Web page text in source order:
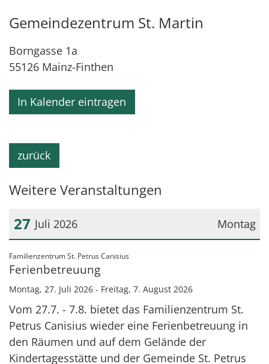
Gemeindezentrum St. Martin
Borngasse 1a
55126 Mainz-Finthen
In Kalender eintragen
zurück
Weitere Veranstaltungen
Montag
27 Juli 2026
Datum: 27. Juli 2026
Familienzentrum St. Petrus Canisius:
Ferienbetreuung
Montag, 27. Juli 2026 - Freitag, 7. August 2026
Vom 27.7. - 7.8. bietet das Familienzentrum St.
Petrus Canisius wieder eine Ferienbetreuung in
den Räumen und auf dem Gelände der
Kindertagesstätte und der Gemeinde St. Petrus